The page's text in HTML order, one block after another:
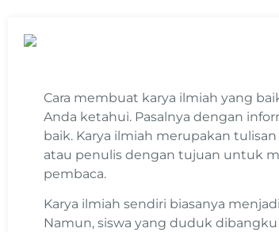
Cara membuat karya ilmiah yang
Anda ketahui. Pasalnya dengan
baik. Karya ilmiah merupakan
atau penulis dengan tujuan untuk
pembaca.
Karya ilmiah sendiri biasanya
Namun, siswa yang duduk